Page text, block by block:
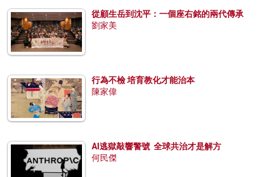
從顧生岳到沈平：一個座右銘的兩代傳承
劉家美
行為不檢 培育教化才能治本
陳家偉
AI逃獄敲響警號 全球共治才是解方
何民傑